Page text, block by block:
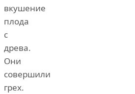
вкушение
плода
с
древа.
Они
совершили
грех.